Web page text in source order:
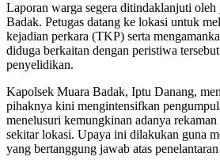
Laporan warga segera ditindaklanjuti oleh
Badak. Petugas datang ke lokasi untuk
kejadian perkara (TKP) serta
diduga berkaitan dengan peristiwa
penyelidikan.
Kapolsek Muara Badak, Iptu Danang,
pihaknya kini mengintensifkan
menelusuri kemungkinan adanya
sekitar lokasi. Upaya ini dilakukan guna
yang bertanggung jawab atas